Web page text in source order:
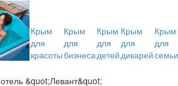
Крым
для
красоты
Крым
для
бизнеса
Крым
для
детей
Крым
для
дикарей
Крым
для
семьи